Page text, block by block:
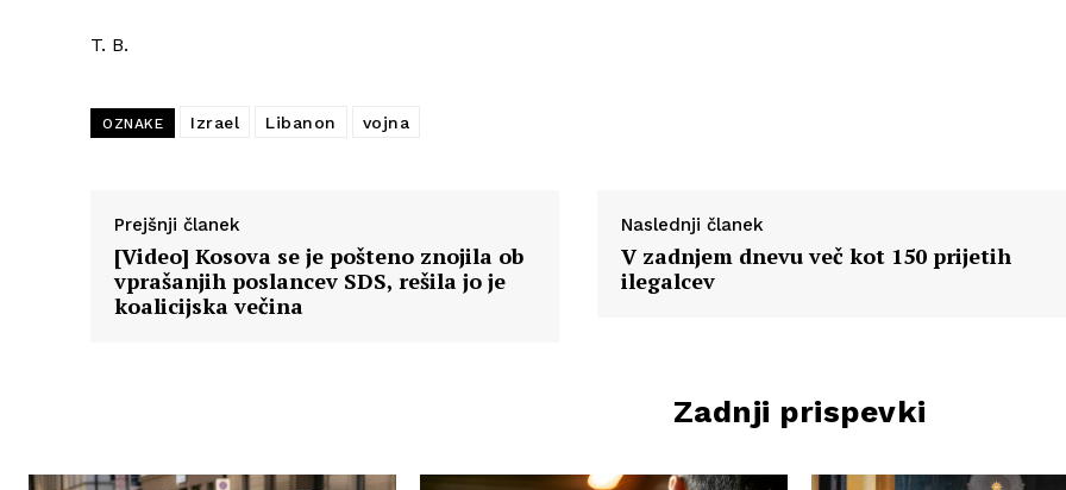
T. B.
OZNAKE Izrael Libanon vojna
Prejšnji članek
[Video] Kosova se je pošteno znojila ob
vprašanjih poslancev SDS, rešila jo je
koalicijska večina
Naslednji članek
V zadnjem dnevu več kot 150 prijetih
ilegalcev
Zadnji prispevki